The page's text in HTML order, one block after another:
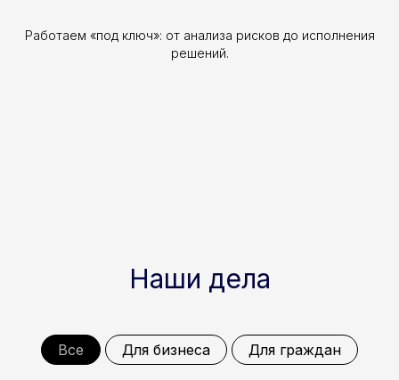
Работаем «под ключ»: от анализа рисков до исполнения
решений.
Наши дела
Все Для бизнеса Для граждан